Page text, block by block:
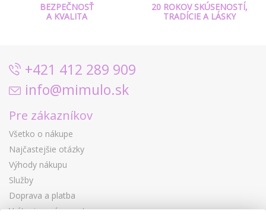
BEZPEČNOSŤ
A KVALITA
20 ROKOV SKÚSENOSTÍ,
TRADÍCIE A LÁSKY
+421 412 289 909
info@mimulo.sk
Pre zákazníkov
Všetko o nákupe
Najčastejšie otázky
Výhody nákupu
Služby
Doprava a platba
Vrátenie a výmena tovaru